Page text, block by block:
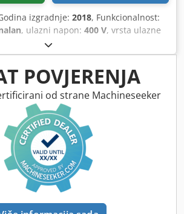
izgradnje: 2018, Funkcionalnost:
, ulazni napon: 400 V, vrsta ulazne
POVJERENJA
od strane Machineseeker